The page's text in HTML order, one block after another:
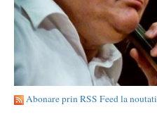
Abonare prin RSS Feed la noutati